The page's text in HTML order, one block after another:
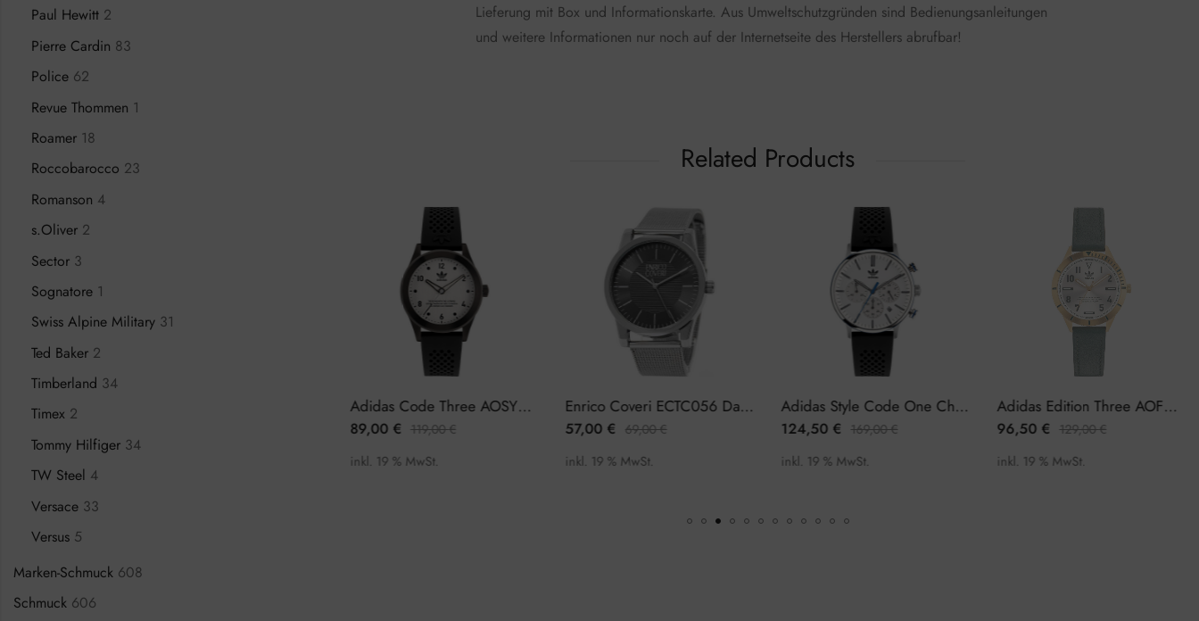
Lieferung mit Box und Informationskarte. Aus Umweltschutzgründen sind Bedienungsanleitungen
und weitere Informationen nur noch auf der Internetseite des Herstellers abrufbar!
Related Products
Calvin Klein City K2G2G126 Herrenuhr Adidas Code Three AOSY22517 Herrenuhr
89,00€ 119,00€
inkl. 19 % MwSt.
Enrico Coveri ECTC056 Damenuhr
57,00€ 69,00€
inkl. 19 % MwSt.
Adidas Style Code One Chrono AOSY22014 Herrenuhr Chronograph
124,50€ 169,00€
inkl. 19 % MwSt.
Adidas Edition Three AOFH22508 Damenuhr
96,50€ 129,00€
inkl. 19 % MwSt.
Paul Hewitt 2
Pierre Cardin 83
Police 62
Revue Thommen 1
Roamer 18
Roccobarocco 23
Romanson 4
s.Oliver 2
Sector 3
Sognatore 1
Swiss Alpine Military 31
Ted Baker 2
Timberland 34
Timex 2
Tommy Hilfiger 34
TW Steel 4
Versace 33
Versus 5
Marken-Schmuck 608
Schmuck 606